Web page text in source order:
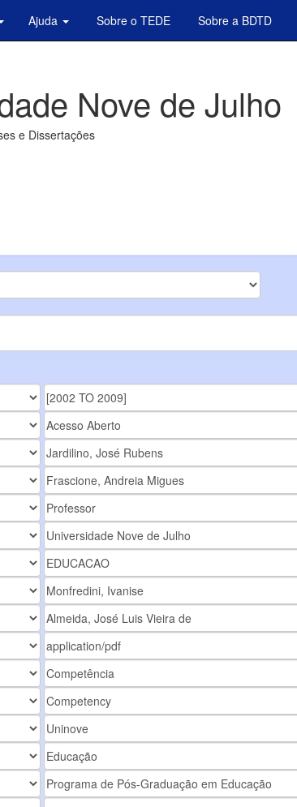
Ajuda Sobre o TEDE Sobre a BDTD
Nove de Julho
e Dissertações